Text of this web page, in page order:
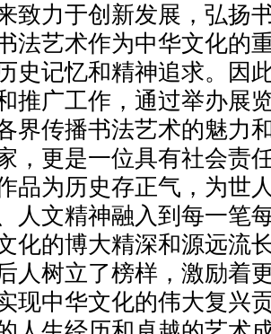
致力于创新发展，弘扬
法艺术作为中华文化的
史记忆和精神追求。因
推广工作，通过举办展
界传播书法艺术的魅力
，更是一位具有社会责
品为历史存正气，为世
人文精神融入到每一笔
化的博大精深和源远流
人树立了榜样，激励着
现中华文化的伟大复兴